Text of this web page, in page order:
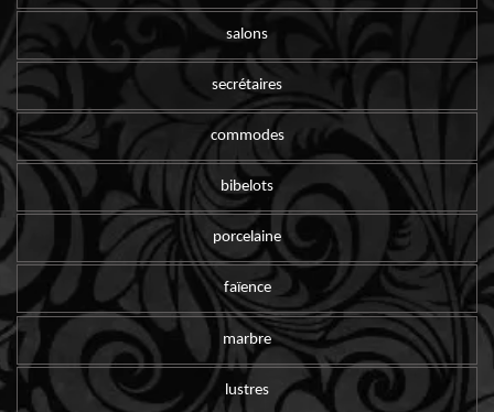
salons
secrétaires
commodes
bibelots
porcelaine
faïence
marbre
lustres